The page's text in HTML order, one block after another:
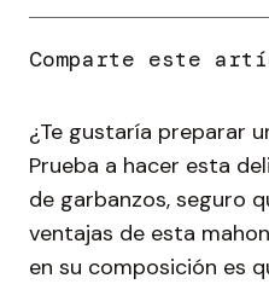
¿Te gustaría preparar
Prueba a hacer esta
de garbanzos, seguro
ventajas de esta
en su composición es